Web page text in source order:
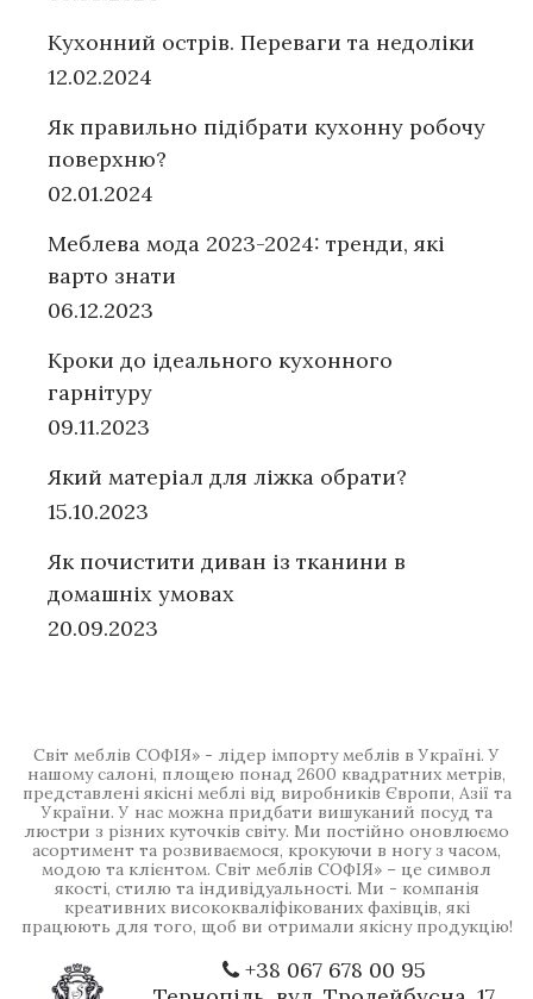
Кухонний острів. Переваги та недоліки
12.02.2024
Як правильно підібрати кухонну робочу
поверхню?
02.01.2024
Меблева мода 2023-2024: тренди, які
варто знати
06.12.2023
Кроки до ідеального кухонного
гарнітуру
09.11.2023
Який матеріал для ліжка обрати?
15.10.2023
Як почистити диван із тканини в
домашніх умовах
20.09.2023
Світ меблів СОФІЯ» - лідер імпорту меблів в Україні. У
нашому салоні, площею понад 2600 квадратних метрів,
представлені якісні меблі від виробників Європи, Азії та
України. У нас можна придбати вишуканий посуд та
люстри з різних куточків світу. Ми постійно оновлюємо
асортимент та розвиваємося, крокуючи в ногу з часом,
модою та клієнтом. Світ меблів СОФІЯ» – це символ
якості, стилю та індивідуальності. Ми - компанія
креативних висококваліфікованих фахівців, які
працюють для того, щоб ви отримали якісну продукцію!
+38 067 678 00 95